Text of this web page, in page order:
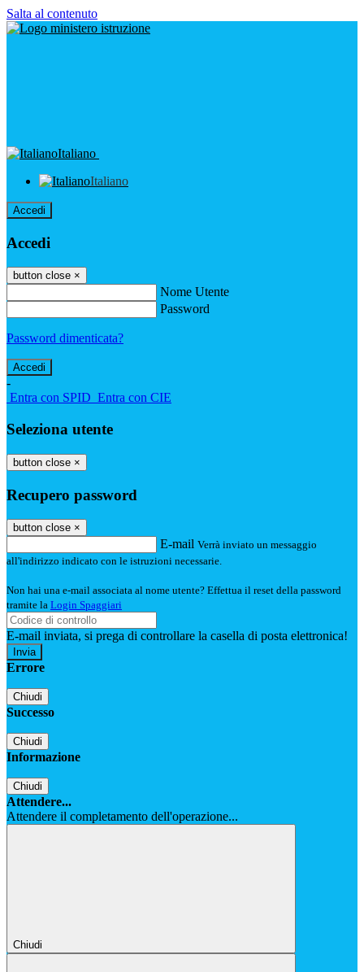
Salta al contenuto
Italiano
Italiano
Accedi
Accedi
button close ×
Nome Utente
Password
Password dimenticata?
-
Entra con SPID Entra con CIE
Seleziona utente
button close ×
Recupero password
button close ×
E-mail Verrà inviato un messaggio
all'indirizzo indicato con le istruzioni necessarie.
Non hai una e-mail associata al nome utente? Effettua il reset della password
tramite la Login Spaggiari
E-mail inviata, si prega di controllare la casella di posta elettronica!
Errore
Chiudi
Successo
Chiudi
Informazione
Chiudi
Attendere...
Attendere il completamento dell'operazione...
Chiudi